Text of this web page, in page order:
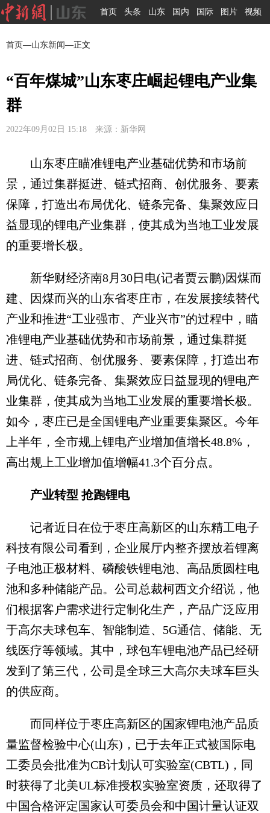
首页 头条 山东 国内 国际 图片 视频
首页—山东新闻—正文
“百年煤城”山东枣庄崛起锂电产业集
群
2022年09月02日 15:18 来源：新华网
山东枣庄瞄准锂电产业基础优势和市场前
景，通过集群挺进、链式招商、创优服务、要素
保障，打造出布局优化、链条完备、集聚效应日
益显现的锂电产业集群，使其成为当地工业发展
的重要增长极。
新华财经济南8月30日电(记者贾云鹏)因煤而
建、因煤而兴的山东省枣庄市，在发展接续替代
产业和推进“工业强市、产业兴市”的过程中，瞄
准锂电产业基础优势和市场前景，通过集群挺
进、链式招商、创优服务、要素保障，打造出布
局优化、链条完备、集聚效应日益显现的锂电产
业集群，使其成为当地工业发展的重要增长极。
如今，枣庄已是全国锂电产业重要集聚区。今年
上半年，全市规上锂电产业增加值增长48.8%，
高出规上工业增加值增幅41.3个百分点。
产业转型 抢跑锂电
记者近日在位于枣庄高新区的山东精工电子
科技有限公司看到，企业展厅内整齐摆放着锂离
子电池正极材料、磷酸铁锂电池、高品质圆柱电
池和多种储能产品。公司总裁柯西文介绍说，他
们根据客户需求进行定制化生产，产品广泛应用
于高尔夫球包车、智能制造、5G通信、储能、无
线医疗等领域。其中，球包车锂电池产品已经研
发到了第三代，公司是全球三大高尔夫球车巨头
的供应商。
而同样位于枣庄高新区的国家锂电池产品质
量监督检验中心(山东)，已于去年正式被国际电
工委员会批准为CB计划认可实验室(CBTL)，同
时获得了北美UL标准授权实验室资质，还取得了
中国合格评定国家认可委员会和中国计量认证双